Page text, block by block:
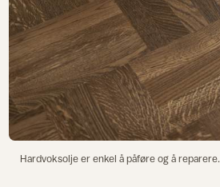
Hardvoksolje er enkel å påføre og å reparere.